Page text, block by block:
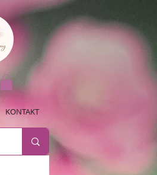
KONTAKT